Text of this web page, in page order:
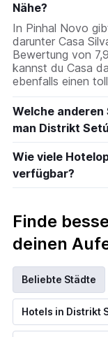
Nähe?
In Pinhal Novo
darunter Casa
Bewertung von
kannst du Casa
ebenfalls einen
Welche anderen
man Distrikt
Wie viele
verfügbar?
Finde
deinen
Beliebte Städte
Hotels in Distrikt